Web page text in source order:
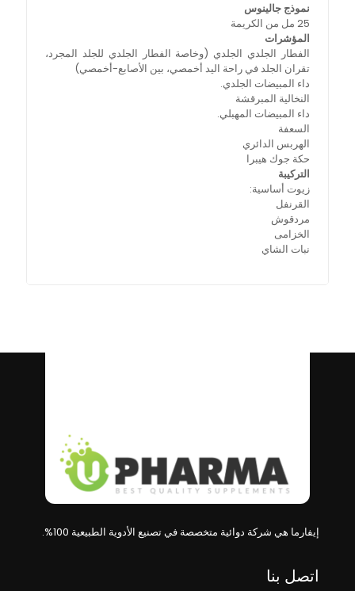
نموذج جالينوس
25 مل من الكريمة
المؤشرات
الفطار الجلدي الجلدي (وخاصة الفطار الجلدي للجلد المجرد،
تقران الجلد في راحة اليد أخمصي، بين الأصابع-أخمصي)
داء المبيضات الجلدي.
النخالية المبرقشة
داء المبيضات المهبلي.
السعفة
الهربس الدائري
حكة جوك هيبرا
التركيبة
زيوت أساسية:
القرنفل
مردقوش
الخزامى
نبات الشاي
إيفارما هي شركة دوائية متخصصة في تصنيع الأدوية الطبيعية 100%.
اتصل بنا